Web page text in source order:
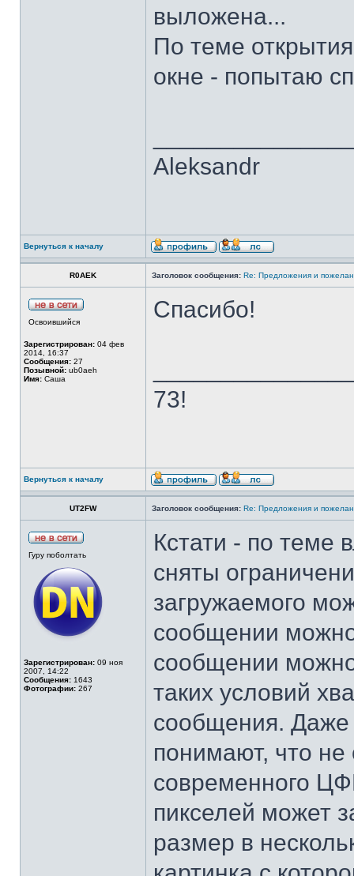
выложена...
По теме
окне - попытаю
Aleksandr
Вернуться к началу
R0AEK Заголовок сообщения: Re: Предложения и
Освоившийся
Зарегистрирован: 04 фев
2014, 16:37
Сообщения: 27
Позывной: ub0aeh
Имя: Саша
Спасибо!
73!
Вернуться к началу
UT2FW Заголовок сообщения: Re: Предложения и
Гуру поболтать
Зарегистрирован: 09 ноя
2007, 14:22
Сообщения: 1643
Фотографии: 267
Кстати - по теме
сняты
загружаемого
сообщении
сообщении
таких условий
сообщения. Даже
понимают, что
современного
пикселей может
размер в